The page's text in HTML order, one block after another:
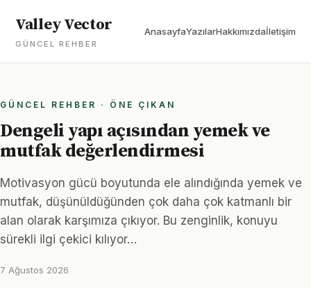
Valley Vector
GÜNCEL REHBER
AnasayfaYazılarHakkımızdaİletişim
GÜNCEL REHBER · ÖNE ÇIKAN
Dengeli yapı açısından yemek ve
mutfak değerlendirmesi
Motivasyon gücü boyutunda ele alındığında yemek ve
mutfak, düşünüldüğünden çok daha çok katmanlı bir
alan olarak karşımıza çıkıyor. Bu zenginlik, konuyu
sürekli ilgi çekici kılıyor…
7 Ağustos 2026